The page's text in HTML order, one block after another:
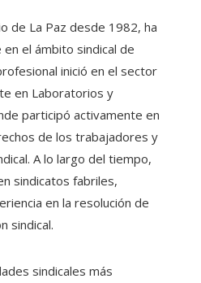
de La Paz desde 1982, ha
el ámbito sindical de
inició en el sector
en Laboratorios y
participó activamente en
de los trabajadores y
A lo largo del tiempo,
sindicatos fabriles,
en la resolución de
sindical.
sindicales más